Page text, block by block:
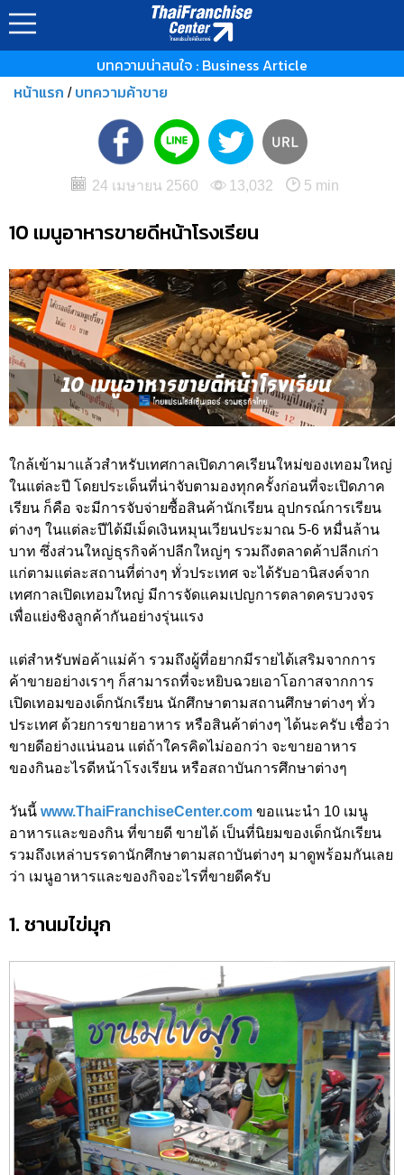
บทความน่าสนใจ : Business Article
หน้าแรก / บทความค้าขาย
24 เมษายน 2560 13,032 5 min
10 เมนูอาหารขายดีหน้าโรงเรียน
ใกล้เข้ามาแล้วสำหรับเทศกาลเปิดภาคเรียนใหม่ของเทอมใหญ่
ในแต่ละปี โดยประเด็นที่น่าจับตามองทุกครั้งก่อนที่จะเปิดภาค
เรียน ก็คือ จะมีการจับจ่ายซื้อสินค้านักเรียน อุปกรณ์การเรียน
ต่างๆ ในแต่ละปีได้มีเม็ดเงินหมุนเวียนประมาณ 5-6 หมื่นล้าน
บาท ซึ่งส่วนใหญ่ธุรกิจค้าปลีกใหญ่ๆ รวมถึงตลาดค้าปลีกเก่า
แก่ตามแต่ละสถานที่ต่างๆ ทั่วประเทศ จะได้รับอานิสงค์จาก
เทศกาลเปิดเทอมใหญ่ มีการจัดแคมเปญการตลาดครบวงจร
เพื่อแย่งชิงลูกค้ากันอย่างรุ่นแรง
แต่สำหรับพ่อค้าแม่ค้า รวมถึงผู้ที่อยากมีรายได้เสริมจากการ
ค้าขายอย่างเราๆ ก็สามารถที่จะหยิบฉวยเอาโอกาสจากการ
เปิดเทอมของเด็กนักเรียน นักศึกษาตามสถานศึกษาต่างๆ ทั่ว
ประเทศ ด้วยการขายอาหาร หรือสินค้าต่างๆ ได้นะครับ เชื่อว่า
ขายดีอย่างแน่นอน แต่ถ้าใครคิดไม่ออกว่า จะขายอาหาร
ของกินอะไรดีหน้าโรงเรียน หรือสถาบันการศึกษาต่างๆ
วันนี้ www.ThaiFranchiseCenter.com ขอแนะนำ 10 เมนู
อาหารและของกิน ที่ขายดี ขายได้ เป็นที่นิยมของเด็กนักเรียน
รวมถึงเหล่าบรรดานักศึกษาตามสถาบันต่างๆ มาดูพร้อมกันเลย
ว่า เมนูอาหารและของกิจอะไรที่ขายดีครับ
1. ชานมไข่มุก